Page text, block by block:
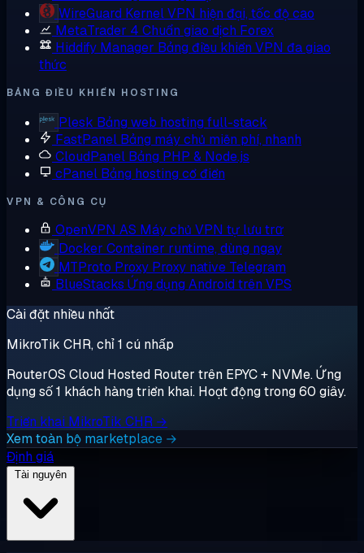
WireGuard Kernel VPN hiện đại, tốc độ cao
MetaTrader 4 Chuẩn giao dịch Forex
Hiddify Manager Bảng điều khiển VPN đa giao
thức
BẢNG ĐIỀU KHIỂN HOSTING
Plesk Bảng web hosting full-stack
FastPanel Bảng máy chủ miễn phí, nhanh
CloudPanel Bảng PHP & Node.js
cPanel Bảng hosting cổ điển
VPN & CÔNG CỤ
OpenVPN AS Máy chủ VPN tự lưu trữ
Docker Container runtime, dùng ngay
MTProto Proxy Proxy native Telegram
BlueStacks Ứng dụng Android trên VPS
Cài đặt nhiều nhất
MikroTik CHR, chỉ 1 cú nhấp
RouterOS Cloud Hosted Router trên EPYC + NVMe. Ứng
dụng số 1 khách hàng triển khai. Hoạt động trong 60 giây.
Triển khai MikroTik CHR →
Xem toàn bộ marketplace →
Định giá